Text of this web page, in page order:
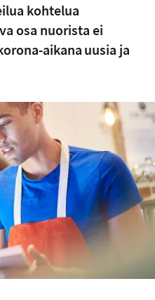
kohtelua
osa nuorista ei
aikana uusia ja